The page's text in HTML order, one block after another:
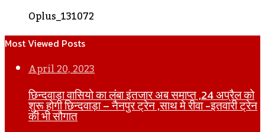
Oplus_131072
Most Viewed Posts
April 20, 2023
छिन्दवाड़ा वासियो का लंबा इंतजार अब समाप्त ,24 अप्रैल को
शुरू होगी छिन्दवाड़ा – नैनपुर ट्रेन ,साथ मे रीवा -इतवारी ट्रेन
की भी सौगात